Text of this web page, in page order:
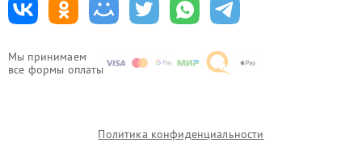
Мы принимаем
все формы оплаты
Политика конфиденциальности